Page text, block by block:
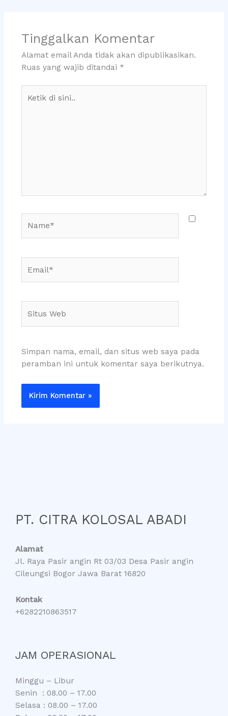
Tinggalkan Komentar
Alamat email Anda tidak akan dipublikasikan.
Ruas yang wajib ditandai *
Web
Simpan nama, email, dan situs web saya pada
peramban ini untuk komentar saya berikutnya.
PT. CITRA KOLOSAL ABADI
Alamat
Jl. Raya Pasir angin Rt 03/03 Desa Pasir angin
Cileungsi Bogor Jawa Barat 16820
Kontak
+6282210863517
JAM OPERASIONAL
Minggu – Libur
Senin : 08.00 – 17.00
Selasa : 08.00 – 17.00